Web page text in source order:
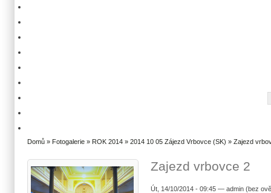
Domů » Fotogalerie » ROK 2014 » 2014 10 05 Zájezd Vrbovce (SK) » Zajezd
Zajezd vrbovce 2
Út, 14/10/2014 - 09:45 — admin (bez